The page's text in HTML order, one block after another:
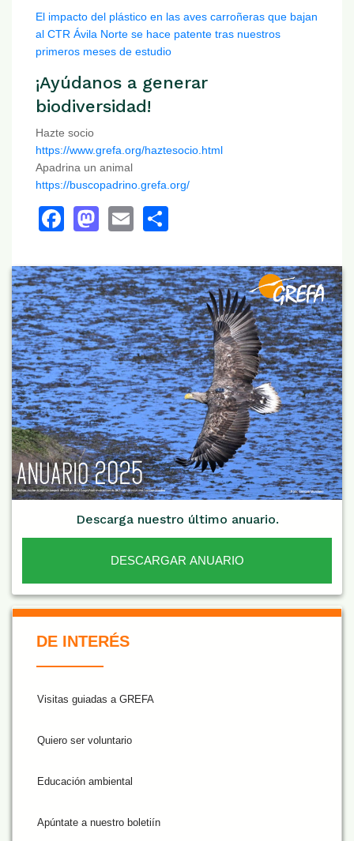
El impacto del plástico en las aves carroñeras que bajan
al CTR Ávila Norte se hace patente tras nuestros
primeros meses de estudio
¡Ayúdanos a generar
biodiversidad!
Hazte socio
https://www.grefa.org/haztesocio.html
Apadrina un animal
https://buscopadrino.grefa.org/
Facebook
Mastodon
Email
Descarga nuestro último anuario.
DESCARGAR ANUARIO
De Interés NARANJA
DE INTERÉS
Visitas guiadas a GREFA
Quiero ser voluntario
Educación ambiental
Apúntate a nuestro boletiín